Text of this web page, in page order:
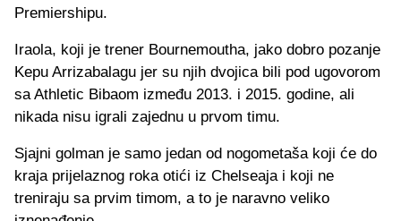
Premiershipu.
Iraola, koji je trener Bournemoutha, jako dobro pozanje
Kepu Arrizabalagu jer su njih dvojica bili pod ugovorom
sa Athletic Bibaom između 2013. i 2015. godine, ali
nikada nisu igrali zajednu u prvom timu.
Sjajni golman je samo jedan od nogometaša koji će do
kraja prijelaznog roka otići iz Chelseaja i koji ne
treniraju sa prvim timom, a to je naravno veliko